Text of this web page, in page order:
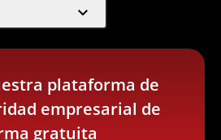
expand_more
plataforma de
empresarial de
gratuita